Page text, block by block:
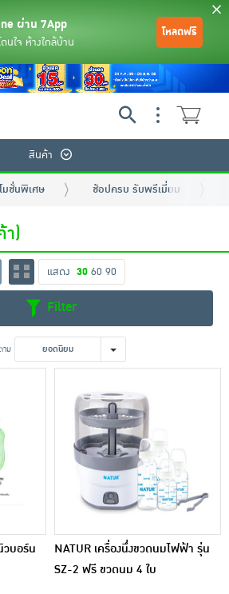
ผ่าน 7App
นใจ ห้างใกล้บ้าน
โหลดฟรี
สินค้า
มชั่นพิเศษ ช้อปครบ รับพรีเมี่ยม
)
แสดง 30 60 90
Filter
าม ยอดนิยม
บอร์น
NATUR เครื่องนึ่งขวดนมไฟฟ้า รุ่น
SZ-2 ฟรี ขวดนม 4 ใบ